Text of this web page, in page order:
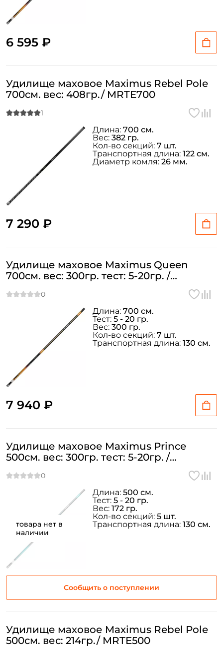
6 595 ₽
Удилище маховое Maximus Rebel Pole
700см. вес: 408гр./ MRTE700
7 290 ₽
Длина: 700 см.
Вес: 382 гр.
Кол-во секций: 7 шт.
Транспортная длина: 122 см.
Диаметр комля: 26 мм.
Удилище маховое Maximus Queen
700см. вес: 300гр. тест: 5-20гр. /
7 940 ₽
Длина: 700 см.
Тест: 5 - 20 гр.
Вес: 300 гр.
Кол-во секций: 7 шт.
Транспортная длина: 130 см.
товара нет в
наличии
Удилище маховое Maximus Prince
500см. вес: 300гр. тест: 5-20гр. /
Сообщить о поступлении
Длина: 500 см.
Тест: 5 - 20 гр.
Вес: 172 гр.
Кол-во секций: 5 шт.
Транспортная длина: 130 см.
Удилище маховое Maximus Rebel Pole
500см. вес: 214гр./ MRTE500
Создать аккаунт
Email: *
Номер телефона: *
Придумайте пароль: *
Повторите пароль: *
персональных данных
У меня уже есть аккаунт